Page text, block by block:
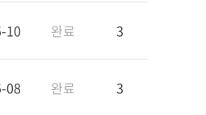
10 완료 3
08 완료 3